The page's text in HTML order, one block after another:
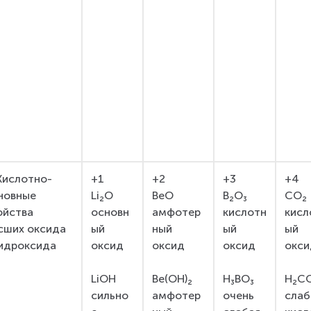
оксида
+1
Li₂O
основн
ый
оксид
LiOH
сильно
+2
BeO
амфотер
ный
оксид
Be(OH)₂
амфотер
+3
B₂O₃
кислотн
ый
оксид
H₃BO₃
очень
+4
CO₂
ый